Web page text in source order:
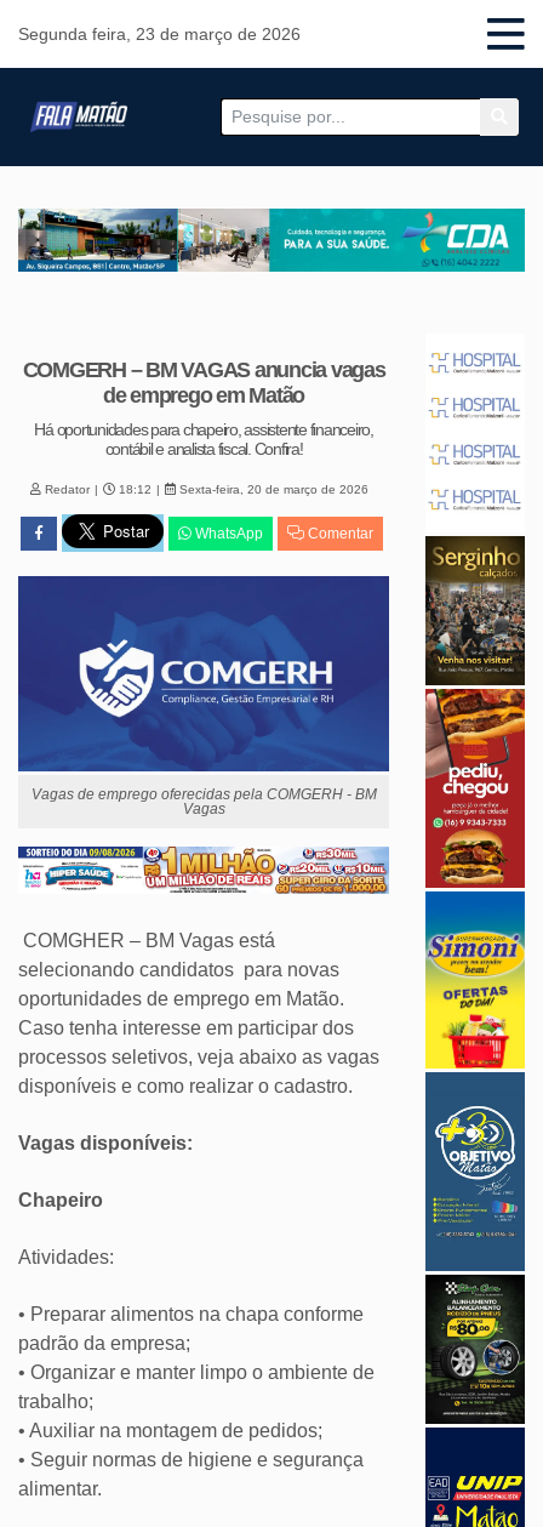
Segunda feira, 23 de março de 2026
COMGERH – BM VAGAS anuncia vagas
de emprego em Matão
Há oportunidades para chapeiro, assistente financeiro,
contábil e analista fiscal. Confira!
Redator 18:12 Sexta-feira, 20 de março de 2026
WhatsApp Comentar
Vagas de emprego oferecidas pela COMGERH - BM
Vagas
COMGHER – BM Vagas está
selecionando candidatos para novas
oportunidades de emprego em Matão.
Caso tenha interesse em participar dos
processos seletivos, veja abaixo as vagas
disponíveis e como realizar o cadastro.
Vagas disponíveis:
Chapeiro
Atividades:
• Preparar alimentos na chapa conforme
padrão da empresa;
• Organizar e manter limpo o ambiente de
trabalho;
• Auxiliar na montagem de pedidos;
• Seguir normas de higiene e segurança
alimentar.